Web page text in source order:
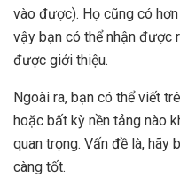
vào được). Họ cũng có
vậy bạn có thể nhận được
được giới thiệu.
Ngoài ra, bạn có thể viết
hoặc bất kỳ nền tảng nào
quan trọng. Vấn đề là, hãy
càng tốt.